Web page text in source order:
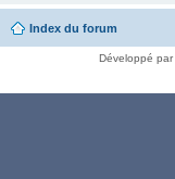
Index du forum
Développé par